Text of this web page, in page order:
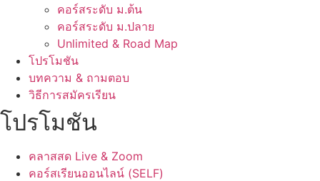
คอร์สระดับ ม.ต้น
คอร์สระดับ ม.ปลาย
Unlimited & Road Map
โปรโมชัน
บทความ & ถามตอบ
วิธีการสมัครเรียน
โปรโมชัน
คลาสสด Live & Zoom
คอร์สเรียนออนไลน์ (SELF)